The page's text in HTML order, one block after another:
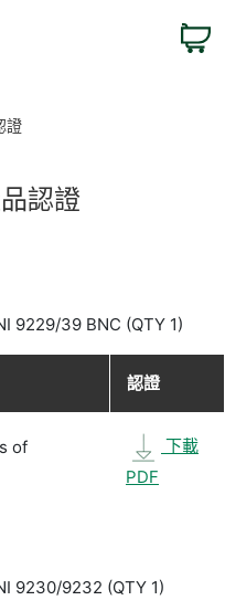
證
認證
9229/39 BNC (QTY 1)
認證
of
下載
PDF
9230/9232 (QTY 1)